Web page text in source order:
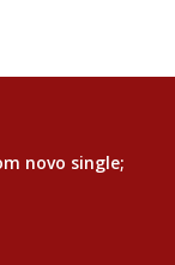
novo single;